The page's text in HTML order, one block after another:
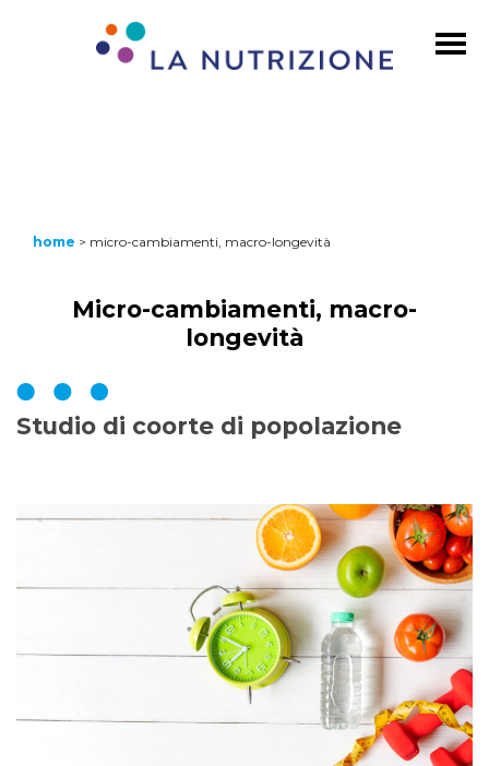
home > micro-cambiamenti, macro-longevità
Micro-cambiamenti, macro-
longevità
Studio di coorte di popolazione